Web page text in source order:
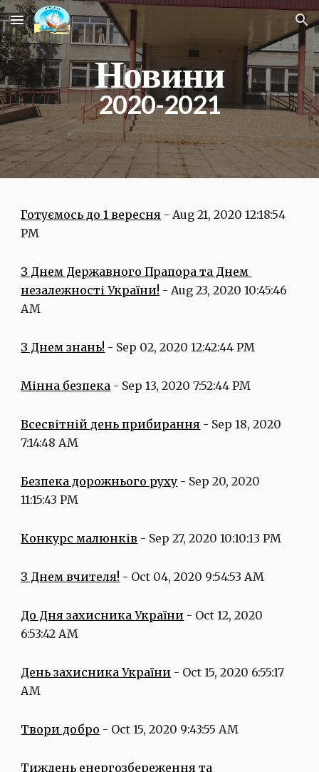
Skip to main content Skip to navigation
Новини
2020-2021
Готуємось до 1 вересня - Aug 21, 2020 12:18:54
PM
З Днем Державного Прапора та Днем
незалежності України! - Aug 23, 2020 10:45:46
AM
З Днем знань! - Sep 02, 2020 12:42:44 PM
Мінна безпека - Sep 13, 2020 7:52:44 PM
Всесвітній день прибирання - Sep 18, 2020
7:14:48 AM
Безпека дорожнього руху - Sep 20, 2020
11:15:43 PM
Конкурс малюнків - Sep 27, 2020 10:10:13 PM
З Днем вчителя! - Oct 04, 2020 9:54:53 AM
До Дня захисника України - Oct 12, 2020
6:53:42 AM
День захисника України - Oct 15, 2020 6:55:17
AM
Твори добро - Oct 15, 2020 9:43:55 AM
Тиждень енергозбереження та